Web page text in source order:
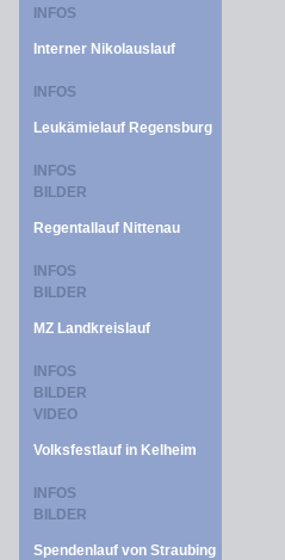
INFOS
Interner Nikolauslauf
INFOS
Leukämielauf Regensburg
INFOS
BILDER
Regentallauf Nittenau
INFOS
BILDER
MZ Landkreislauf
INFOS
BILDER
VIDEO
Volksfestlauf in Kelheim
INFOS
BILDER
Spendenlauf von Straubing